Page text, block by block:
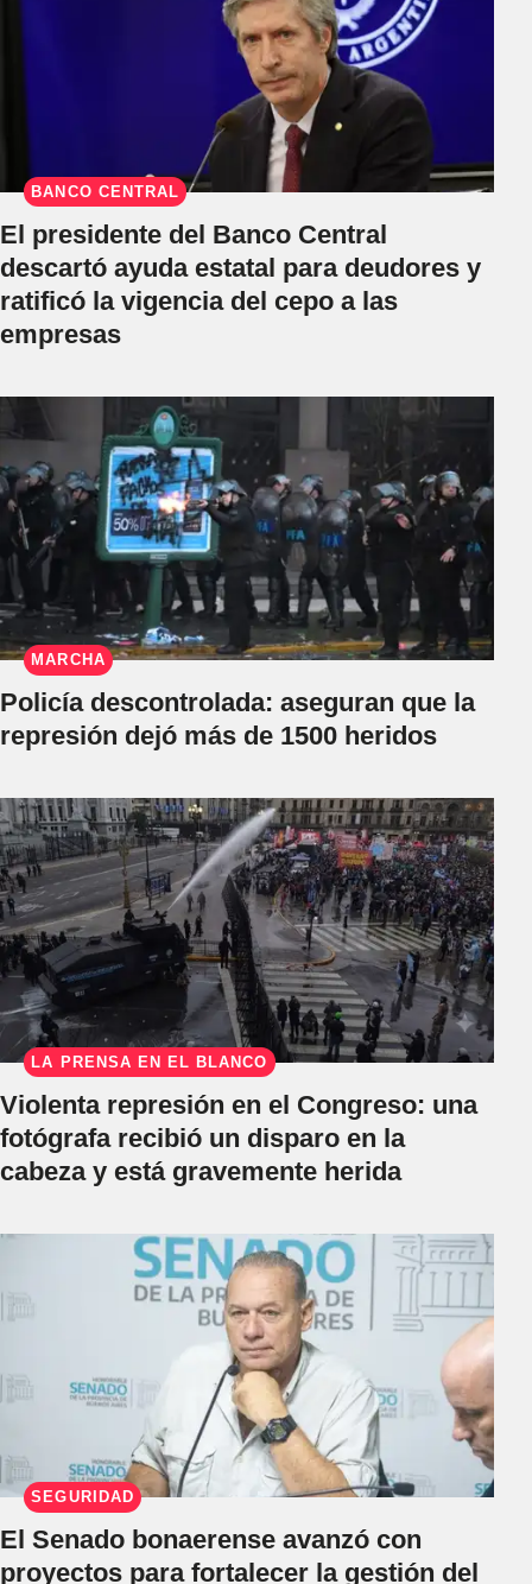
BANCO CENTRAL
El presidente del Banco Central
descartó ayuda estatal para deudores y
ratificó la vigencia del cepo a las
empresas
MARCHA
Policía descontrolada: aseguran que la
represión dejó más de 1500 heridos
LA PRENSA EN EL BLANCO
Violenta represión en el Congreso: una
fotógrafa recibió un disparo en la
cabeza y está gravemente herida
SEGURIDAD
El Senado bonaerense avanzó con
proyectos para fortalecer la gestión del